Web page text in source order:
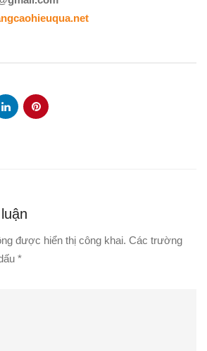
được hiển thị công khai. Các trường
*